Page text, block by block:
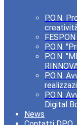
P.O.N.
P.O.N.
P.O.N.
P.O.N.
P.O.N.
Digital
News